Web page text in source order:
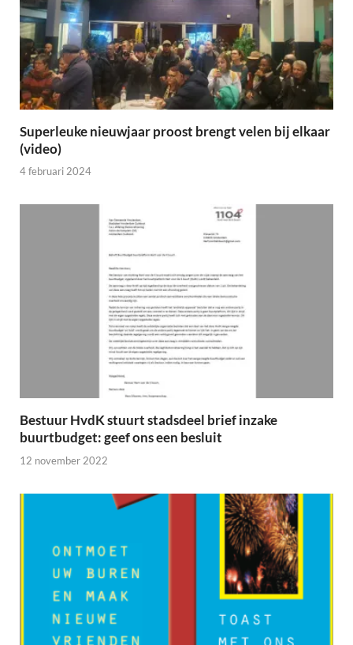
Superleuke nieuwjaar proost brengt velen bij elkaar
(video)
4 februari 2024
Bestuur HvdK stuurt stadsdeel brief inzake
buurtbudget: geef ons een besluit
12 november 2022